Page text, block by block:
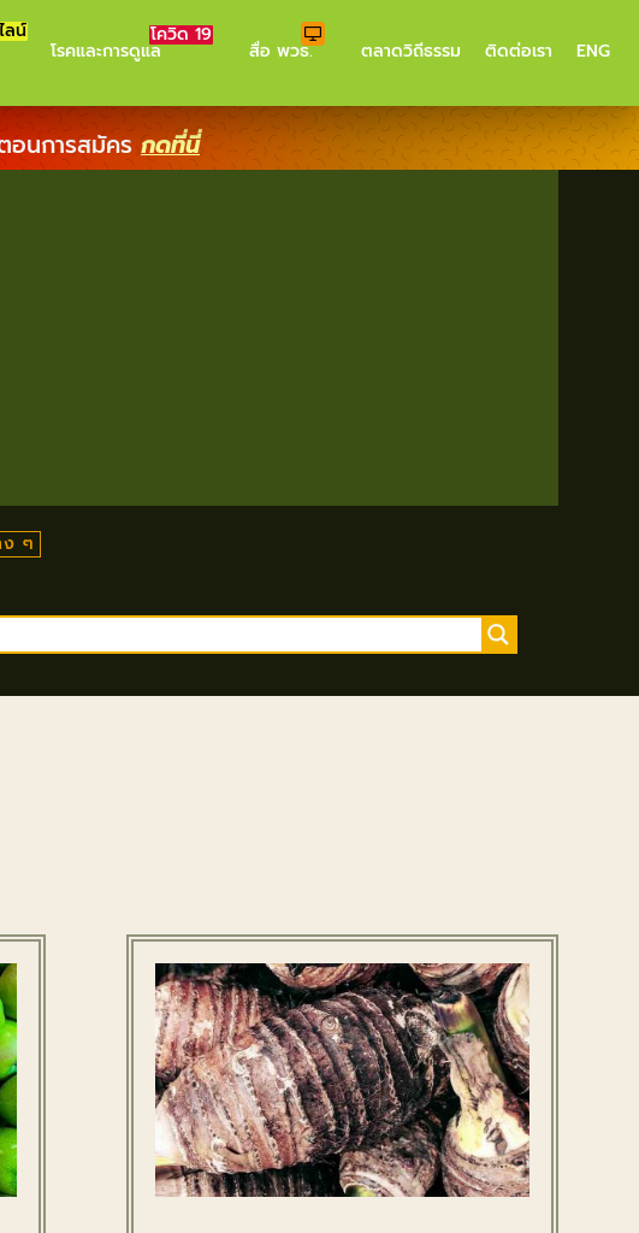
ลน์
โรคและการดูแล
โควิด 19
สื่อ พวธ. ตลาดวิถีธรรม ติดต่อเรา ENG
นการสมัคร กดที่นี่
ง ๆ